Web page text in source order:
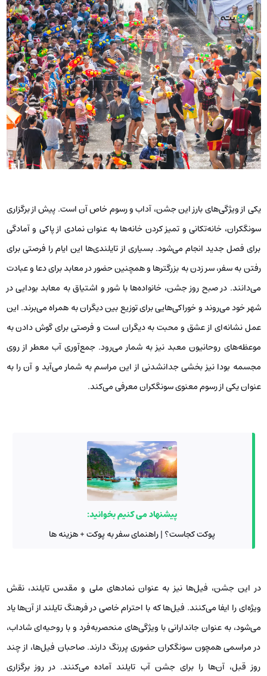
یکی از ویژگی‌های بارز این جشن، آداب و رسوم خاص آن است. پیش از برگزاری
سونگکران، خانه‌تکانی و تمیز کردن خانه‌ها به عنوان نمادی از پاکی و آمادگی
برای فصل جدید انجام می‌شود. بسیاری از تایلندی‌ها این ایام را فرصتی برای
رفتن به سفر، سر زدن به بزرگترها و همچنین حضور در معابد برای دعا و عبادت
می‌دانند. در صبح روز جشن، خانواده‌ها با شور و اشتیاق به معابد بودایی در
شهر خود می‌روند و خوراکی‌هایی برای توزیع بین دیگران به همراه می‌برند. این
عمل نشانه‌ای از عشق و محبت به دیگران است و فرصتی برای گوش دادن به
موعظه‌های روحانیون معبد نیز به شمار می‌رود. جمع‌آوری آب معطر از روی
مجسمه بودا نیز بخشی جدانشدنی از این مراسم به شمار می‌آید و آن را به
عنوان یکی از رسوم معنوی سونگکران معرفی می‌کند.
پیشنهاد می کنیم بخوانید:
پوکت کجاست؟ | راهنمای سفر به پوکت + هزینه ها
در این جشن، فیل‌ها نیز به عنوان نمادهای ملی و مقدس تایلند، نقش
ویژه‌ای را ایفا می‌کنند. فیل‌ها که با احترام خاصی در فرهنگ تایلند از آن‌ها یاد
می‌شود، به عنوان جاندارانی با ویژگی‌های منحصربه‌فرد و با روحیه‌ای شاداب،
در مراسمی همچون سونگکران حضوری پررنگ دارند. صاحبان فیل‌ها، از چند
روز قبل، آن‌ها را برای جشن آب تایلند آماده می‌کنند. در روز برگزاری